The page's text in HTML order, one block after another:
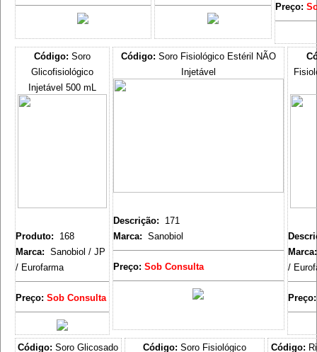
Preço:
Código: Soro
Glicofisiológico
Injetável 500 mL
Produto:
168
Marca: Sanobiol / JP
/ Eurofarma
Preço: Sob Consulta
Código: Soro Fisiológico Estéril NÃO
Injetável
Descrição:
171
Marca: Sanobiol
Preço: Sob Consulta
/
Preço:
Código: Soro Glicosado Código: Soro Fisiológico Código: